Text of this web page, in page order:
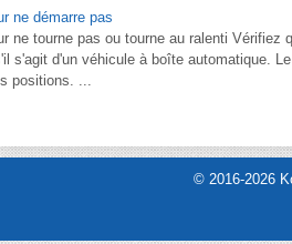
ne démarre pas
ne tourne pas ou tourne au ralenti
s'agit d'un véhicule à boîte automatique.
positions. ...
© 2016-2026